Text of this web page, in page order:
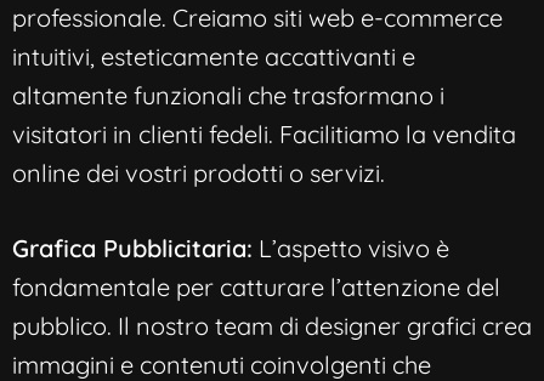
professionale. Creiamo siti web e-commerce
intuitivi, esteticamente accattivanti e
altamente funzionali che trasformano i
visitatori in clienti fedeli. Facilitiamo la vendita
online dei vostri prodotti o servizi.
Grafica Pubblicitaria: L’aspetto visivo è
fondamentale per catturare l’attenzione del
pubblico. Il nostro team di designer grafici crea
immagini e contenuti coinvolgenti che